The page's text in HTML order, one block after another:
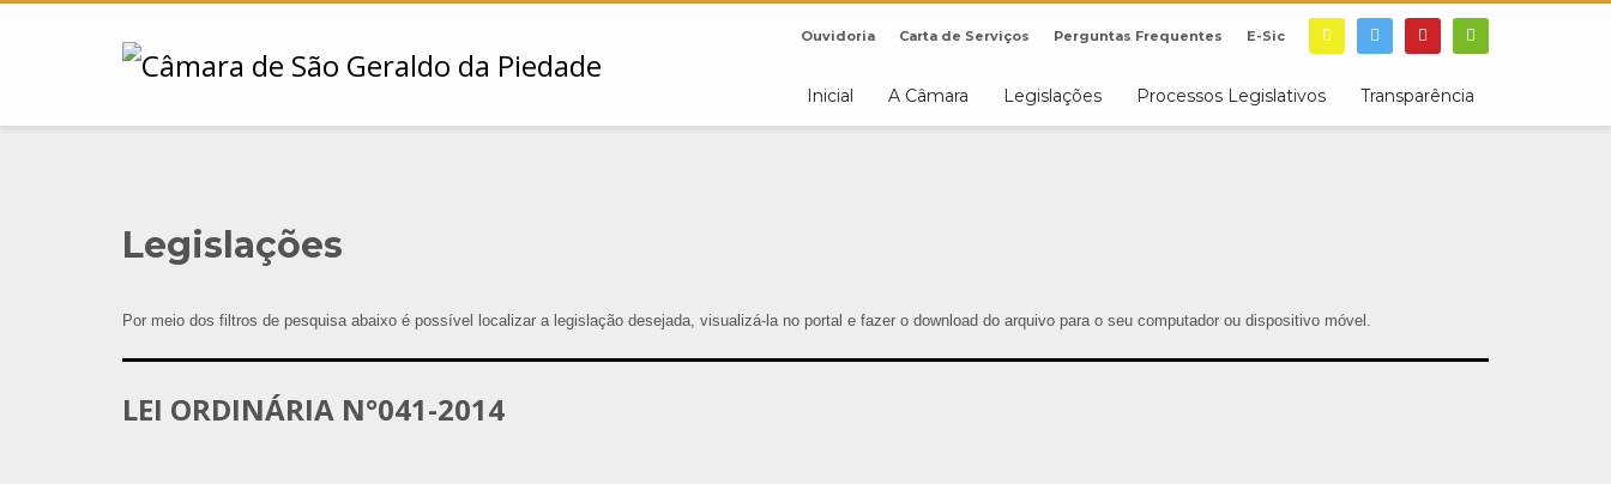
Ouvidoria Carta de Serviços Perguntas Frequentes E-Sic
Inicial A Câmara Legislações Processos Legislativos Transparência
Legislações
Por meio dos filtros de pesquisa abaixo é possível localizar a legislação desejada, visualizá-la no portal e fazer o download do arquivo para o seu computador ou dispositivo móvel.
LEI ORDINÁRIA N°041-2014